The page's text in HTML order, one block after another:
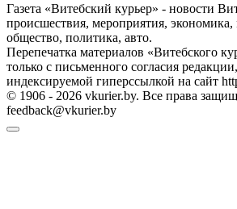
Газета «Витебский курьер» - новости
происшествия, мероприятия, экономика,
общество, политика, авто.
Перепечатка материалов «Витебского
только с письменного согласия
индексируемой гиперссылкой на сайт
© 1906 - 2026 vkurier.by. Все права
feedback@vkurier.by